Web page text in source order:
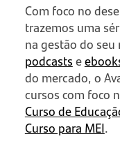
Com foco no
trazemos uma
na gestão do
podcastse
do mercado, o
cursos com foco
Curso de
Curso para MEI.